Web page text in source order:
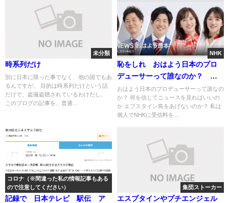
未分類
時系列だけ
別に日本に限った事でなく、他の国でもあ
るんですが。 目的は時系列だけという話
だけで、盗撮盗聴されているわけだし、
このブログの記事を、普通...
NHK
恥をしれ おはよう日本のプロ
デューサーって誰なのか？ 何
を信じてニュースを見ればいい
のか エプスタイン島をあげな
いのか？
おはよう日本のプロデューサーって誰なの
か？ 何を信じてニュースを見ればいいの
か エプスタイン島をあげないのか？ 私は
個人でNHKに受信料を...
コロナ（※間違った私の情報記事もある
ので注意してください）
記録で 日本テレビ 駅伝 ア
集団ストーカー
エスプタインやプチエンジェル